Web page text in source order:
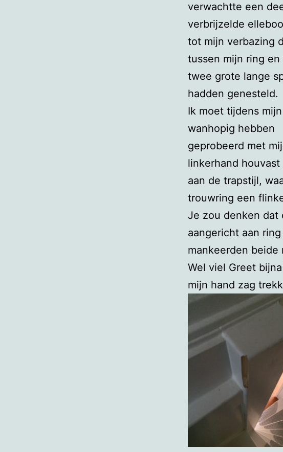
verwachtte een
verbrijzelde
tot mijn verbazing
tussen mijn ring en
twee grote lange
hadden genesteld.
Ik moet tijdens
wanhopig hebben
geprobeerd met
linkerhand
aan de trapstijl,
trouwring een
Je zou denken dat
aangericht aan
mankeerden beide
Wel viel Greet
mijn hand zag